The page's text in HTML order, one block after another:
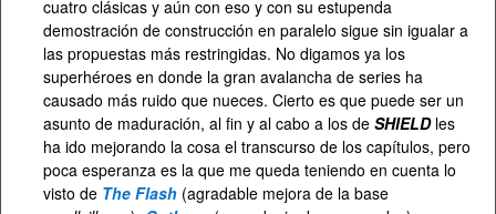
cuatro clásicas y aún con eso y con su estupenda
demostración de construcción en paralelo sigue sin igualar a
las propuestas más restringidas. No digamos ya los
superhéroes en donde la gran avalancha de series ha
causado más ruido que nueces. Cierto es que puede ser un
asunto de maduración, al fin y al cabo a los de SHIELD les
ha ido mejorando la cosa el transcurso de los capítulos, pero
poca esperanza es la que me queda teniendo en cuenta lo
visto de The Flash (agradable mejora de la base